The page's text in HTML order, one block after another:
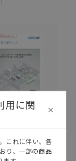
グ 日本語
020E
用に関
これに伴い、各
り、一部の商品